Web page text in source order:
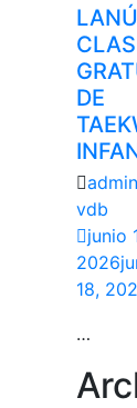
DE
vdb
junio
2026
18,
…